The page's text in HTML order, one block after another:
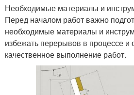
Необходимые материалы и
Перед началом работ важно
необходимые материалы и
избежать перерывов в процессе и
качественное выполнение работ.